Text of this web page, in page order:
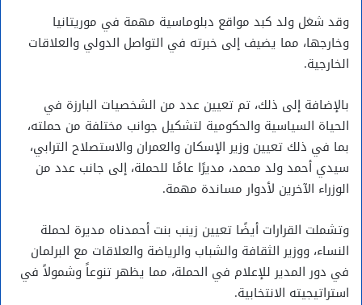
وقد شغل ولد كبد مواقع دبلوماسية مهمة في موريتانيا
وخارجها، مما يضيف إلى خبرته في التواصل الدولي والعلاقات
الخارجية.
بالإضافة إلى ذلك، تم تعيين عدد من الشخصيات البارزة في
الحياة السياسية والحكومية لتشكيل جوانب مختلفة من حملته،
بما في ذلك تعيين وزير الإسكان والعمران والاستصلاح الترابي،
سيدي أحمد ولد محمد، مديرًا عامًا للحملة، إلى جانب عدد من
الوزراء الآخرين لأدوار مساندة مهمة.
وتشملت القرارات أيضًا تعيين زينب بنت أحمدناه مديرة لحملة
النساء، ووزير الثقافة والشباب والرياضة والعلاقات مع البرلمان
في دور المدير للإعلام في الحملة، مما يظهر تنوعاً وشمولاً في
استراتيجيته الانتخابية.